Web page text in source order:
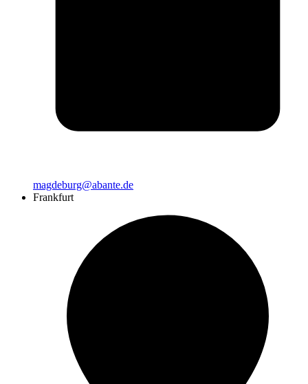
magdeburg@abante.de
Frankfurt